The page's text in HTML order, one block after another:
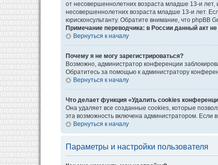
от несовершеннолетних возраста младше 13-и
несовершеннолетних возраста младше 13-и лет.
юрисконсультанту. Обратите внимание, что phpBB
Примечание переводчика: в России данный акт
Вернуться к началу
Почему я не могу зарегистрироваться?
Возможно, администратор конференции
Обратитесь за помощью к администратору
Вернуться к началу
Что делает функция «Удалить cookies
Она удаляет все созданные cookies, которые
эта возможность включена администратором.
Вернуться к началу
Параметры и настройки пользователя